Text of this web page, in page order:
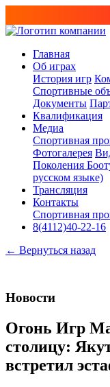
Главная
Об играх
История игр
Спортивные
Документы
Квалификация
Медиа
Спортивная
Фотогалерея
Поколения
русском языке)
Трансляция
Контакты
Спортивная
8(4112)40-22-16
← Вернуться назад
Новости
Огонь Игр
столицу:
встретил